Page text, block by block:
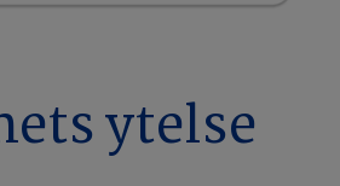
ytelse